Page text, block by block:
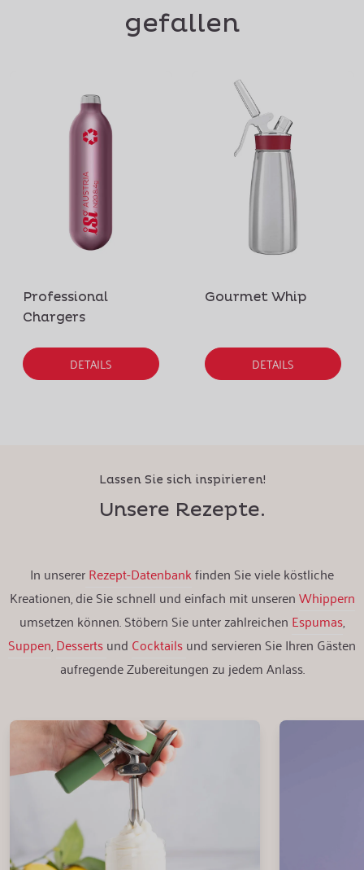
gefallen
Professional
Chargers
DETAILS
Gourmet Whip
DETAILS
Lassen Sie sich inspirieren!
Unsere Rezepte.
In unsererRezept-Datenbankfinden Sie viele köstliche
Kreationen, die Sie schnell und einfach mit unserenWhippern
umsetzen können. Stöbern Sie unter zahlreichen Espumas,
Suppen,Dessertsund Cocktailsund servieren Sie Ihren Gästen
aufregende Zubereitungen zu jedem Anlass.